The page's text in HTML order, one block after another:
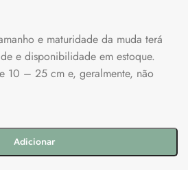
e maturidade da muda terá
e disponibilidade em estoque.
10 – 25 cm e, geralmente, não
Adicionar